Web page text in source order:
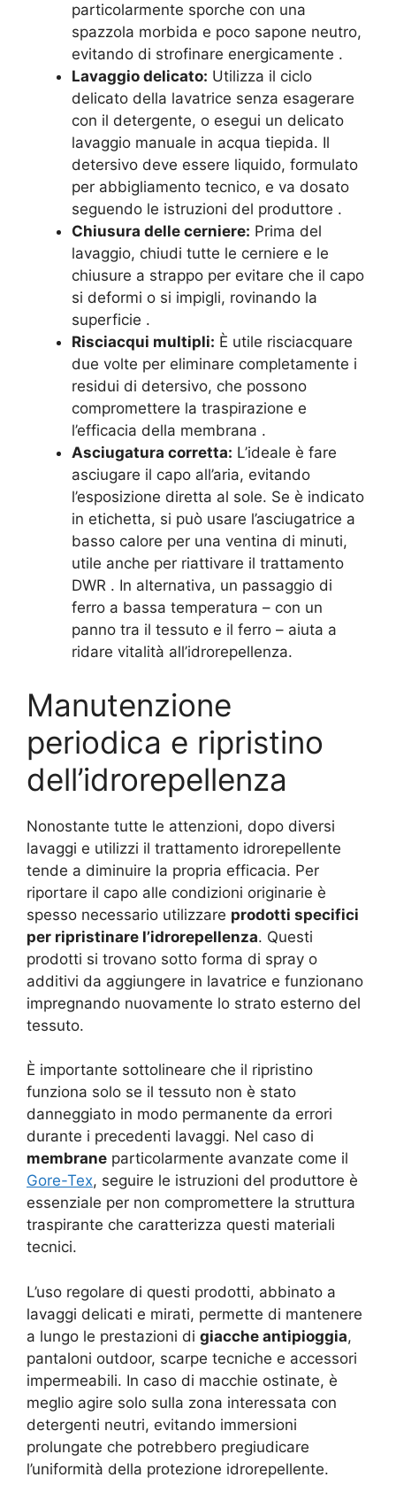
particolarmente sporche con una
spazzola morbida e poco sapone neutro,
evitando di strofinare energicamente .
Lavaggio delicato: Utilizza il ciclo
delicato della lavatrice senza esagerare
con il detergente, o esegui un delicato
lavaggio manuale in acqua tiepida. Il
detersivo deve essere liquido, formulato
per abbigliamento tecnico, e va dosato
seguendo le istruzioni del produttore .
Chiusura delle cerniere: Prima del
lavaggio, chiudi tutte le cerniere e le
chiusure a strappo per evitare che il capo
si deformi o si impigli, rovinando la
superficie .
Risciacqui multipli: È utile risciacquare
due volte per eliminare completamente i
residui di detersivo, che possono
compromettere la traspirazione e
l’efficacia della membrana .
Asciugatura corretta: L’ideale è fare
asciugare il capo all’aria, evitando
l’esposizione diretta al sole. Se è indicato
in etichetta, si può usare l’asciugatrice a
basso calore per una ventina di minuti,
utile anche per riattivare il trattamento
DWR . In alternativa, un passaggio di
ferro a bassa temperatura – con un
panno tra il tessuto e il ferro – aiuta a
ridare vitalità all’idrorepellenza.
Manutenzione
periodica e ripristino
dell’idrorepellenza
Nonostante tutte le attenzioni, dopo diversi
lavaggi e utilizzi il trattamento idrorepellente
tende a diminuire la propria efficacia. Per
riportare il capo alle condizioni originarie è
spesso necessario utilizzare prodotti specifici
per ripristinare l’idrorepellenza. Questi
prodotti si trovano sotto forma di spray o
additivi da aggiungere in lavatrice e funzionano
impregnando nuovamente lo strato esterno del
tessuto.
È importante sottolineare che il ripristino
funziona solo se il tessuto non è stato
danneggiato in modo permanente da errori
durante i precedenti lavaggi. Nel caso di
membrane particolarmente avanzate come il
Gore-Tex, seguire le istruzioni del produttore è
essenziale per non compromettere la struttura
traspirante che caratterizza questi materiali
tecnici.
L’uso regolare di questi prodotti, abbinato a
lavaggi delicati e mirati, permette di mantenere
a lungo le prestazioni di giacche antipioggia,
pantaloni outdoor, scarpe tecniche e accessori
impermeabili. In caso di macchie ostinate, è
meglio agire solo sulla zona interessata con
detergenti neutri, evitando immersioni
prolungate che potrebbero pregiudicare
l’uniformità della protezione idrorepellente.